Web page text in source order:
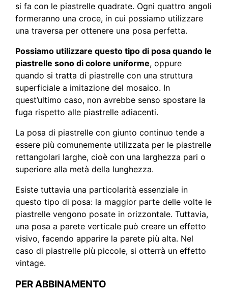
si fa con le piastrelle quadrate. Ogni quattro angoli
formeranno una croce, in cui possiamo utilizzare
una traversa per ottenere una posa perfetta.
Possiamo utilizzare questo tipo di posa quando le
piastrelle sono di colore uniforme, oppure
quando si tratta di piastrelle con una struttura
superficiale a imitazione del mosaico. In
quest’ultimo caso, non avrebbe senso spostare la
fuga rispetto alle piastrelle adiacenti.
La posa di piastrelle con giunto continuo tende a
essere più comunemente utilizzata per le piastrelle
rettangolari larghe, cioè con una larghezza pari o
superiore alla metà della lunghezza.
Esiste tuttavia una particolarità essenziale in
questo tipo di posa: la maggior parte delle volte le
piastrelle vengono posate in orizzontale. Tuttavia,
una posa a parete verticale può creare un effetto
visivo, facendo apparire la parete più alta. Nel
caso di piastrelle più piccole, si otterrà un effetto
vintage.
PER ABBINAMENTO